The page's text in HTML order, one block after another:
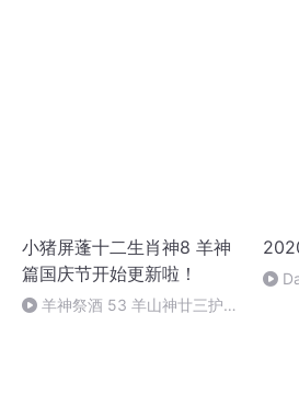
小猪屏蓬十二生肖神8 羊神
篇国庆节开始更新啦！
羊神祭酒 53 羊山神廿三护祭